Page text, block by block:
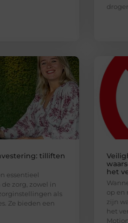
tilliften
essentieel
zorg, zowel in
als
Ze bieden een
het
op en
zijn
het